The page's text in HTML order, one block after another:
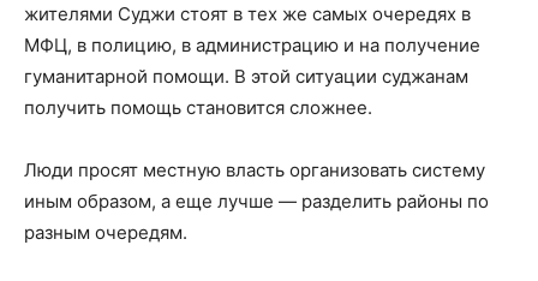
жителями Суджи стоят в тех же самых очередях в
МФЦ, в полицию, в администрацию и на получение
гуманитарной помощи. В этой ситуации суджанам
получить помощь становится сложнее.
Люди просят местную власть организовать систему
иным образом, а еще лучше — разделить районы по
разным очередям.